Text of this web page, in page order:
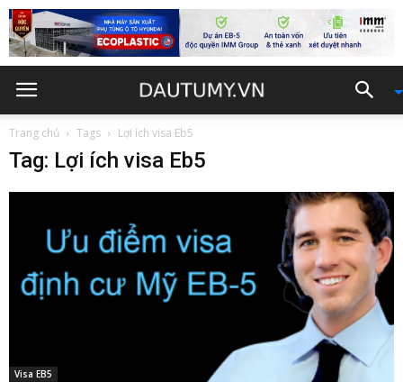
Trang chủ Tags Lợi ích visa Eb5
Tag: Lợi ích visa Eb5
Visa EB5